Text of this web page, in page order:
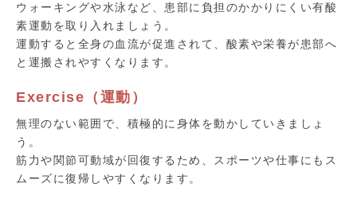
ウォーキングや水泳など、患部に負担のかかりにくい有酸
素運動を取り入れましょう。
運動すると全身の血流が促進されて、酸素や栄養が患部へ
と運搬されやすくなります。
Exercise（運動）
無理のない範囲で、積極的に身体を動かしていきましょ
う。
筋力や関節可動域が回復するため、スポーツや仕事にもス
ムーズに復帰しやすくなります。